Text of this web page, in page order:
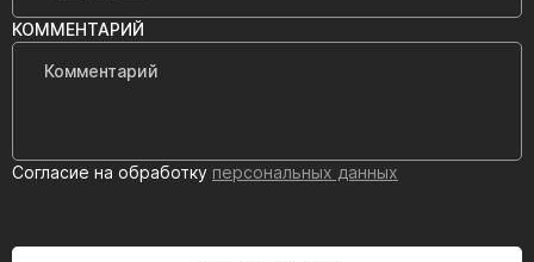
КОММЕНТАРИЙ
Согласие на обработку персональных данных